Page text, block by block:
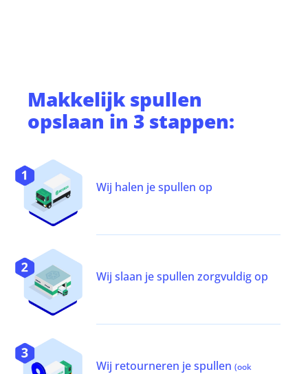
Makkelijkspullen
opslaan in 3 stappen:
Wij halen je spullen op
Wij slaan je spullen zorgvuldig op
Wij retourneren je spullen (ook